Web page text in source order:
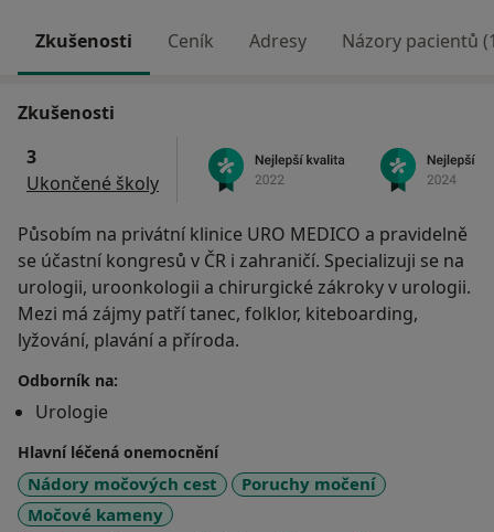
Zkušenosti Ceník Adresy Názory pacientů
Zkušenosti
3
Ukončené školy
Působím na privátní klinice URO MEDICO a pravidelně
se účastní kongresů v ČR i zahraničí. Specializuji se na
urologii, uroonkologii a chirurgické zákroky v urologii.
Mezi má zájmy patří tanec, folklor, kiteboarding,
lyžování, plavání a příroda.
Odborník na:
Urologie
Hlavní léčená onemocnění
Nádory močových cest
Poruchy močení
Močové kameny